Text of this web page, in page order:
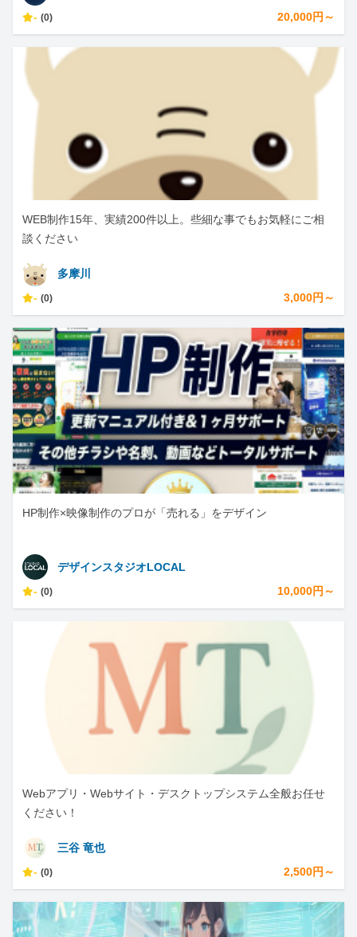
- (0) 20,000円～
WEB制作15年、実績200件以上。些細な事でもお気軽にご相
談ください
多摩川
- (0) 3,000円～
HP制作×映像制作のプロが「売れる」をデザイン
デザインスタジオLOCAL
- (0) 10,000円～
Webアプリ・Webサイト・デスクトップシステム全般お任せ
ください！
三谷 竜也
- (0) 2,500円～